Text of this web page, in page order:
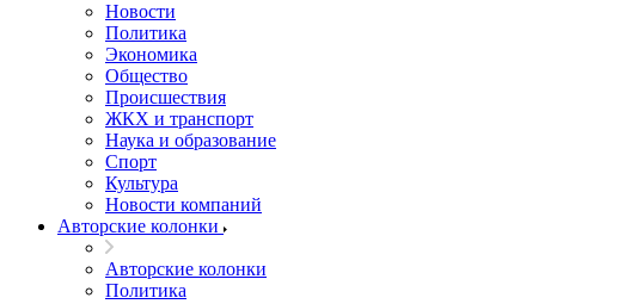
Новости
Политика
Экономика
Общество
Происшествия
ЖКХ и транспорт
Наука и образование
Спорт
Культура
Новости компаний
Авторские колонки
Авторские колонки
Политика